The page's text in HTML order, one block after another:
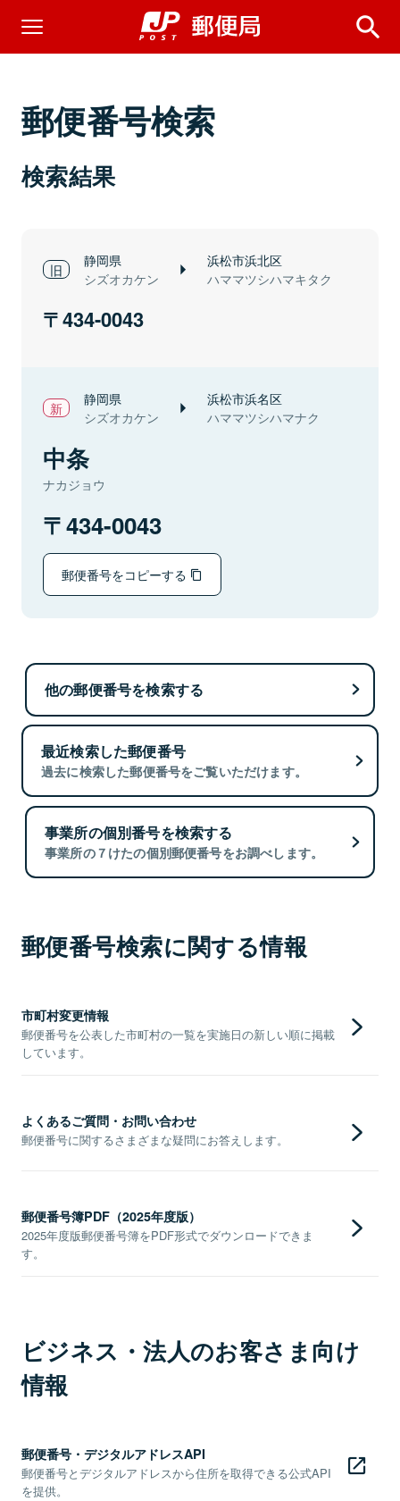
郵便番号検索
検索結果
静岡県
シズオカケン
浜松市浜北区
ハママツシハマキタク
434-0043
静岡県
シズオカケン
浜松市浜名区
ハママツシハマナク
中条
ナカジョウ
434-0043
郵便番号をコピーする
他の郵便番号を検索する
最近検索した郵便番号
過去に検索した郵便番号をご覧いただけます。
事業所の個別番号を検索する
事業所の７けたの個別郵便番号をお調べします。
郵便番号検索に関する情報
市町村変更情報
郵便番号を公表した市町村の一覧を実施日の新しい順に掲載
しています。
よくあるご質問・お問い合わせ
郵便番号に関するさまざまな疑問にお答えします。
郵便番号簿PDF（2025年度版）
2025年度版郵便番号簿をPDF形式でダウンロードできま
す。
ビジネス・法人のお客さま向け
情報
郵便番号・デジタルアドレスAPI
郵便番号とデジタルアドレスから住所を取得できる公式API
を提供。